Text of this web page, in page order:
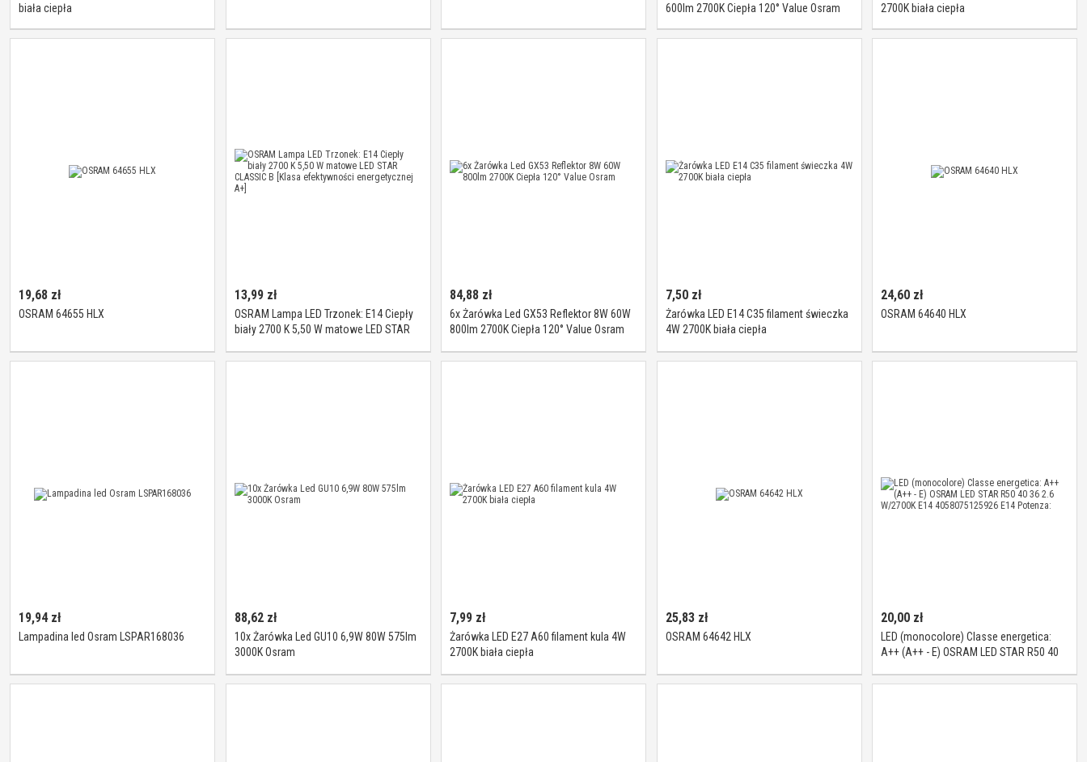
biała ciepła
600lm 2700K Ciepła 120° Value Osram
2700K biała ciepła
19,68 zł
OSRAM 64655 HLX
13,99zł
OSRAM Lampa LED Trzonek: E14 Ciepły
biały 2700 K 5,50 W matowe LED STAR
energetycznej A+]
84,88 zł
6x Żarówka Led GX53 Reflektor 8W 60W
800lm 2700K Ciepła 120° Value Osram
7,50zł
Żarówka LED E14 C35 filament świeczka
4W 2700K biała ciepła
24,60 zł
OSRAM 64640 HLX
19,94zł
Lampadina led Osram LSPAR168036
88,62zł
10x Żarówka Led GU10 6,9W 80W 575lm
3000K Osram
7,99 zł
Żarówka LED E27 A60 filament kula 4W
2700K biała ciepła
25,83zł
OSRAM 64642 HLX
20,00 zł
LED (monocolore) Classe energetica:
A++ (A++ - E) OSRAM LED STAR R50 40
Potenza: